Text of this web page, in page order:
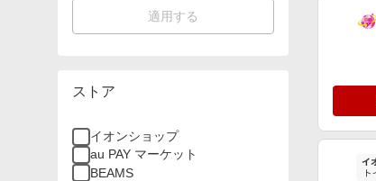
適用する
ストア
イオンショップ
au PAY マーケット
BEAMS